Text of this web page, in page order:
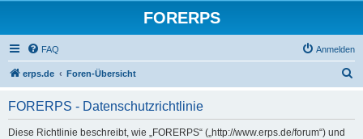
FORERPS
FAQ Anmelden
erps.de Foren-Übersicht
FORERPS - Datenschutzrichtlinie
Diese Richtlinie beschreibt, wie „FORERPS“ („http://www.erps.de/forum“) und